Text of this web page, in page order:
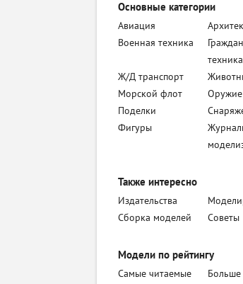
Основные категории
Авиация
Военная техника
техника
Ж/Д транспорт
Морской флот
Оружие
Поделки
Фигуры
Также интересно
Издательства
Сборка моделей
Советы
Модели по рейтингу
Самые читаемые
Больше